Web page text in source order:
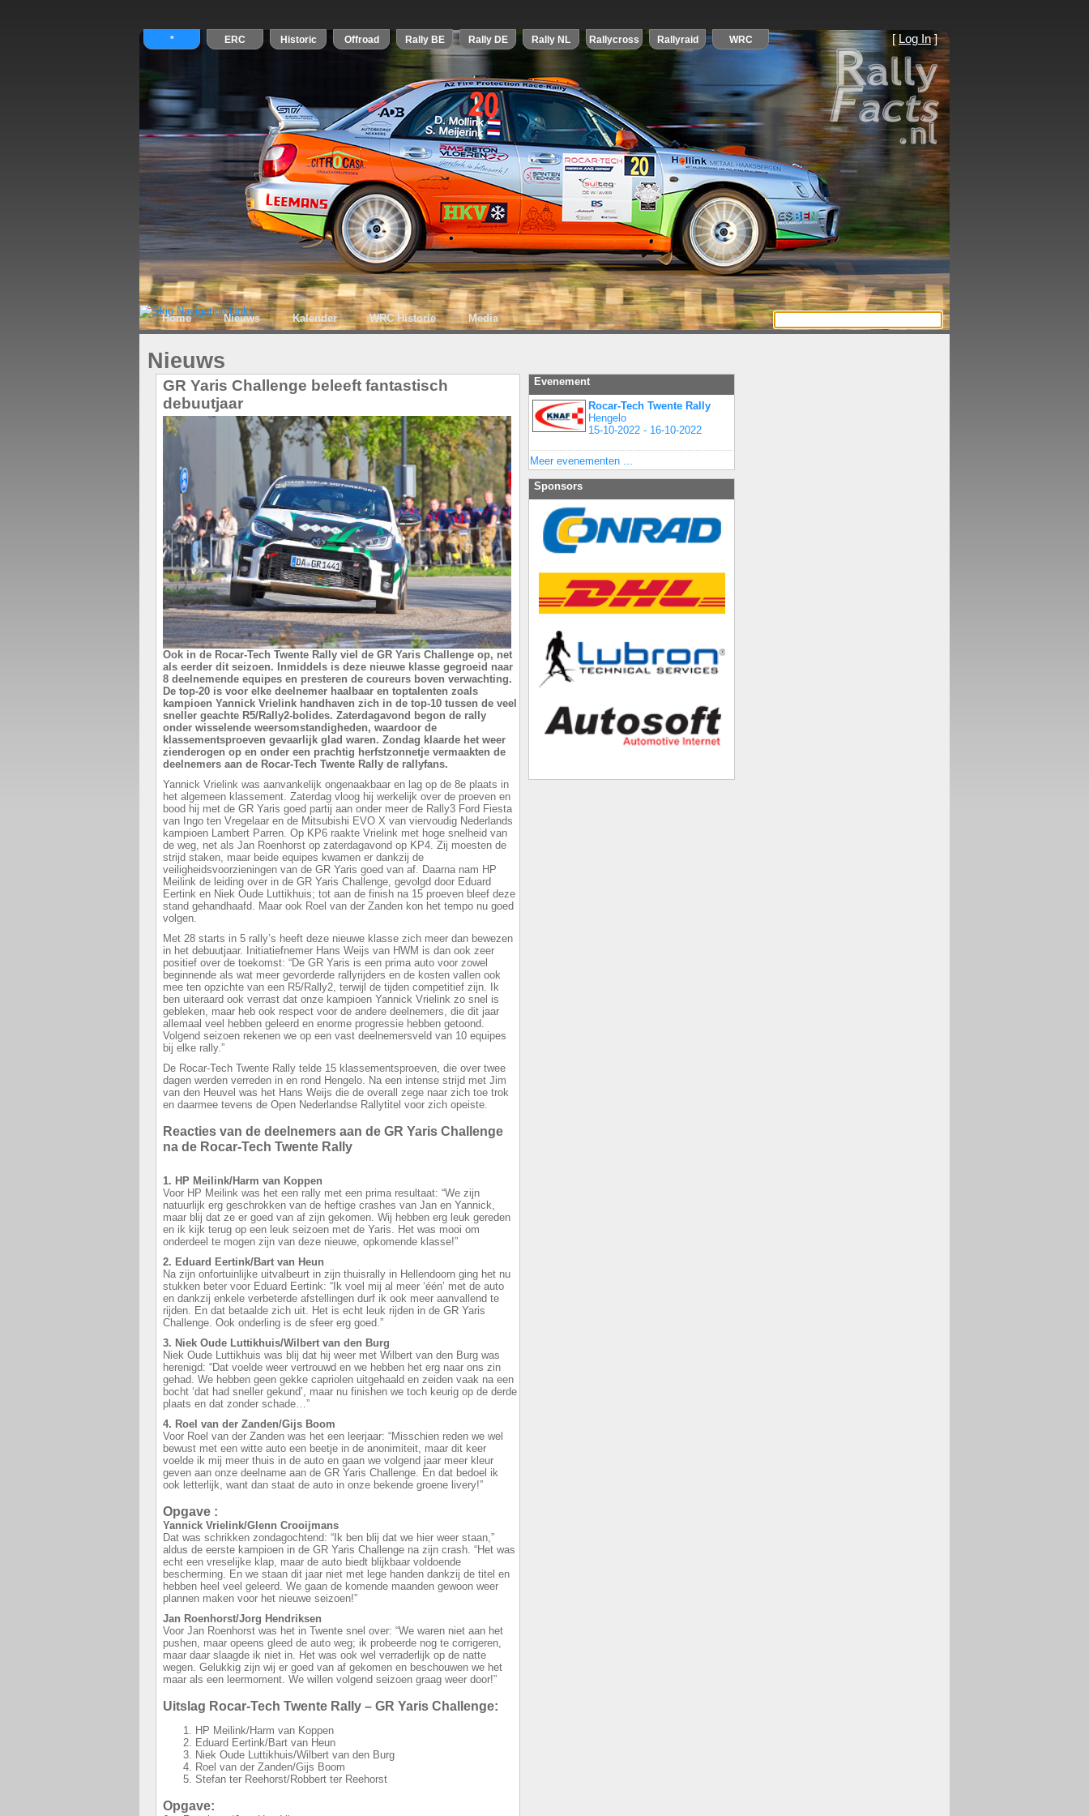
[ Log In]
Home Nieuws Kalender WRC Historie Media
Nieuws
GR Yaris Challenge beleeft fantastisch
debuutjaar
Ook in de Rocar-Tech Twente Rally viel de GR Yaris Challenge op, net
als eerder dit seizoen. Inmiddels is deze nieuwe klasse gegroeid naar
8 deelnemende equipes en presteren de coureurs boven verwachting.
De top-20 is voor elke deelnemer haalbaar en toptalenten zoals
kampioen Yannick Vrielink handhaven zich in de top-10 tussen de veel
sneller geachte R5/Rally2-bolides. Zaterdagavond begon de rally
onder wisselende weersomstandigheden, waardoor de
klassementsproeven gevaarlijk glad waren. Zondag klaarde het weer
zienderogen op en onder een prachtig herfstzonnetje vermaakten de
deelnemers aan de Rocar-Tech Twente Rally de rallyfans.
Yannick Vrielink was aanvankelijk ongenaakbaar en lag op de 8e plaats in
het algemeen klassement. Zaterdag vloog hij werkelijk over de proeven en
bood hij met de GR Yaris goed partij aan onder meer de Rally3 Ford Fiesta
van Ingo ten Vregelaar en de Mitsubishi EVO X van viervoudig Nederlands
kampioen Lambert Parren. Op KP6 raakte Vrielink met hoge snelheid van
de weg, net als Jan Roenhorst op zaterdagavond op KP4. Zij moesten de
strijd staken, maar beide equipes kwamen er dankzij de
veiligheidsvoorzieningen van de GR Yaris goed van af. Daarna nam HP
Meilink de leiding over in de GR Yaris Challenge, gevolgd door Eduard
Eertink en Niek Oude Luttikhuis; tot aan de finish na 15 proeven bleef deze
stand gehandhaafd. Maar ook Roel van der Zanden kon het tempo nu goed
volgen.
Met 28 starts in 5 rally’s heeft deze nieuwe klasse zich meer dan bewezen
in het debuutjaar. Initiatiefnemer Hans Weijs van HWM is dan ook zeer
positief over de toekomst: “De GR Yaris is een prima auto voor zowel
beginnende als wat meer gevorderde rallyrijders en de kosten vallen ook
mee ten opzichte van een R5/Rally2, terwijl de tijden competitief zijn. Ik
ben uiteraard ook verrast dat onze kampioen Yannick Vrielink zo snel is
gebleken, maar heb ook respect voor de andere deelnemers, die dit jaar
allemaal veel hebben geleerd en enorme progressie hebben getoond.
Volgend seizoen rekenen we op een vast deelnemersveld van 10 equipes
bij elke rally.”
De Rocar-Tech Twente Rally telde 15 klassementsproeven, die over twee
dagen werden verreden in en rond Hengelo. Na een intense strijd met Jim
van den Heuvel was het Hans Weijs die de overall zege naar zich toe trok
en daarmee tevens de Open Nederlandse Rallytitel voor zich opeiste.
Reacties van de deelnemers aan de GR Yaris Challenge
na de Rocar-Tech Twente Rally
1. HP Meilink/Harm van Koppen
Voor HP Meilink was het een rally met een prima resultaat: “We zijn
natuurlijk erg geschrokken van de heftige crashes van Jan en Yannick,
maar blij dat ze er goed van af zijn gekomen. Wij hebben erg leuk gereden
en ik kijk terug op een leuk seizoen met de Yaris. Het was mooi om
onderdeel te mogen zijn van deze nieuwe, opkomende klasse!”
2. Eduard Eertink/Bart van Heun
Na zijn onfortuinlijke uitvalbeurt in zijn thuisrally in Hellendoorn ging het nu
stukken beter voor Eduard Eertink: “Ik voel mij al meer ‘één’ met de auto
en dankzij enkele verbeterde afstellingen durf ik ook meer aanvallend te
rijden. En dat betaalde zich uit. Het is echt leuk rijden in de GR Yaris
Challenge. Ook onderling is de sfeer erg goed.”
3. Niek Oude Luttikhuis/Wilbert van den Burg
Niek Oude Luttikhuis was blij dat hij weer met Wilbert van den Burg was
herenigd: “Dat voelde weer vertrouwd en we hebben het erg naar ons zin
gehad. We hebben geen gekke capriolen uitgehaald en zeiden vaak na een
bocht ‘dat had sneller gekund’, maar nu finishen we toch keurig op de derde
plaats en dat zonder schade…”
4. Roel van der Zanden/Gijs Boom
Voor Roel van der Zanden was het een leerjaar: “Misschien reden we wel
bewust met een witte auto een beetje in de anonimiteit, maar dit keer
voelde ik mij meer thuis in de auto en gaan we volgend jaar meer kleur
geven aan onze deelname aan de GR Yaris Challenge. En dat bedoel ik
ook letterlijk, want dan staat de auto in onze bekende groene livery!”
Opgave :
Yannick Vrielink/Glenn Crooijmans
Dat was schrikken zondagochtend: “Ik ben blij dat we hier weer staan,”
aldus de eerste kampioen in de GR Yaris Challenge na zijn crash. “Het was
echt een vreselijke klap, maar de auto biedt blijkbaar voldoende
bescherming. En we staan dit jaar niet met lege handen dankzij de titel en
hebben heel veel geleerd. We gaan de komende maanden gewoon weer
plannen maken voor het nieuwe seizoen!”
Jan Roenhorst/Jorg Hendriksen
Voor Jan Roenhorst was het in Twente snel over: “We waren niet aan het
pushen, maar opeens gleed de auto weg; ik probeerde nog te corrigeren,
maar daar slaagde ik niet in. Het was ook wel verraderlijk op de natte
wegen. Gelukkig zijn wij er goed van af gekomen en beschouwen we het
maar als een leermoment. We willen volgend seizoen graag weer door!”
Uitslag Rocar-Tech Twente Rally – GR Yaris Challenge:
HP Meilink/Harm van Koppen
Eduard Eertink/Bart van Heun
Niek Oude Luttikhuis/Wilbert van den Burg
Roel van der Zanden/Gijs Boom
Stefan ter Reehorst/Robbert ter Reehorst
Opgave:
Evenement
Rocar-Tech Twente Rally
Hengelo
15-10-2022 - 16-10-2022
Meer evenementen ...
Sponsors